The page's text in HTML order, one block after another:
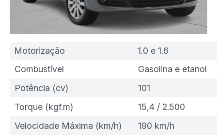
Motorização
1.0 e 1.6
Combustível
Gasolina e etanol
Potência (cv)
101
Torque (kgf.m)
15,4 / 2.500
Velocidade Máxima (km/h)
190 km/h